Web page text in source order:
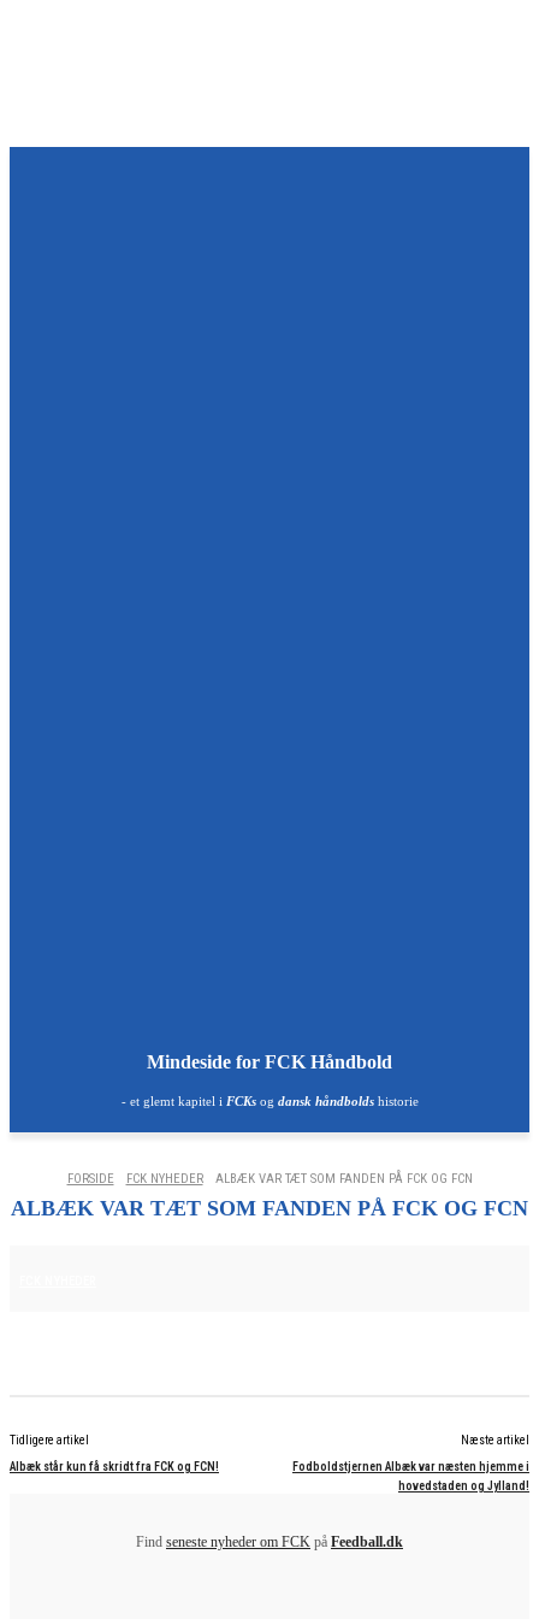
Mindeside for FCK Håndbold
- et glemt kapitel i FCKsog dansk håndboldshistorie
FORSIDE FCK NYHEDER ALBÆK VAR TÆT SOM FANDEN PÅ FCK OG FCN
ALBÆK VAR TÆT SOM FANDEN PÅ FCK OG FCN
Tidligere artikel
Albæk står kun få skridt fra FCK og FCN!
Næste artikel
Fodboldstjernen Albæk var næsten hjemme i
hovedstaden og Jylland!
Find seneste nyheder om FCK på Feedball.dk